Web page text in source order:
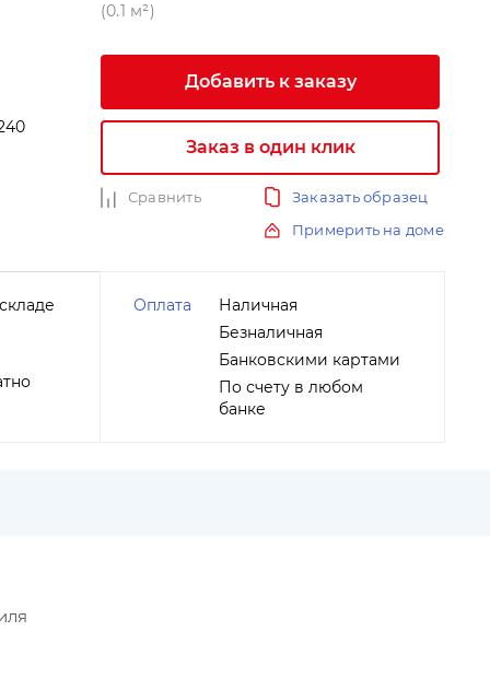
(0.1 м²)
Добавить к заказу
Заказ в один клик
Сравнить
Заказать образец
Примерить на доме
Оплата
Наличная
Безналичная
Банковскими картами
По счету в любом
банке